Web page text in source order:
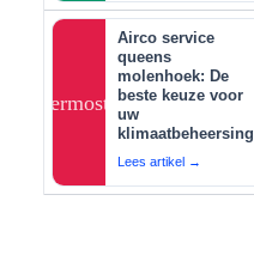
thermostat
Airco service
queens
molenhoek: De
beste keuze voor
uw
klimaatbeheersing
Lees artikel →